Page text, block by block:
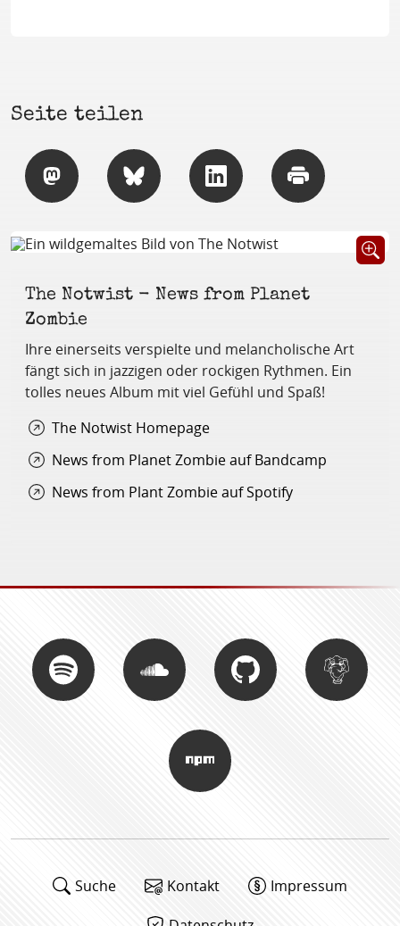
Seite teilen
Öffnet
The Notwist - News from Planet
Zombie
Ihre einerseits verspielte und melancholische Art
fängt sich in jazzigen oder rockigen Rythmen. Ein
tolles neues Album mit viel Gefühl und Spaß!
The Notwist Homepage
News from Planet Zombie auf Bandcamp
News from Plant Zombie auf Spotify
Suche Kontakt
Impressum